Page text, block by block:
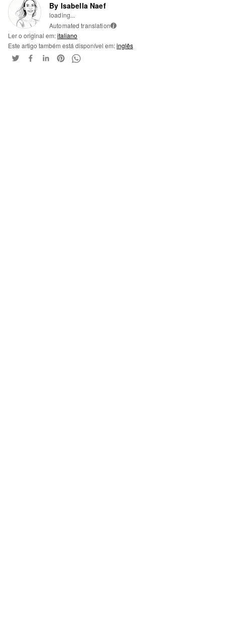
By Isabella Naef
loading...
Automated translation i
Ler o original em:italiano
Este artigo também está disponível em:inglês